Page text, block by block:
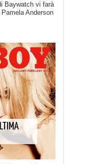
Baywatch vi farà
Anderson